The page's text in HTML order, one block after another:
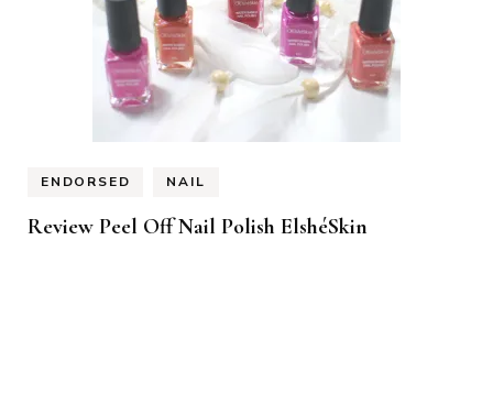
ENDORSED NAIL
Review Peel Off Nail Polish ElshéSkin